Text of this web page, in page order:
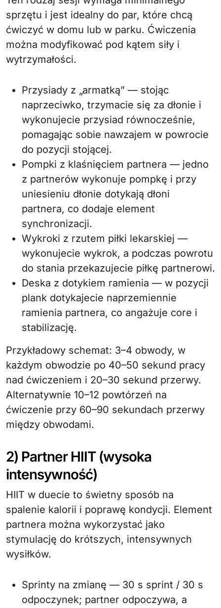
sprzętu i jest idealny do par, które chcą
ćwiczyć w domu lub w parku. Ćwiczenia
można modyfikować pod kątem siły i
wytrzymałości.
Przysiady z „armatką” — stojąc
naprzeciwko, trzymacie się za dłonie i
wykonujecie przysiad równocześnie,
pomagając sobie nawzajem w powrocie
do pozycji stojącej.
Pompki z klaśnięciem partnera — jedno
z partnerów wykonuje pompkę i przy
uniesieniu dłonie dotykają dłoni
partnera, co dodaje element
synchronizacji.
Wykroki z rzutem piłki lekarskiej —
wykonujecie wykrok, a podczas powrotu
do stania przekazujecie piłkę partnerowi.
Deska z dotykiem ramienia — w pozycji
plank dotykajecie naprzemiennie
ramienia partnera, co angażuje core i
stabilizację.
Przykładowy schemat: 3–4 obwody, w
każdym obwodzie po 40–50 sekund pracy
nad ćwiczeniem i 20–30 sekund przerwy.
Alternatywnie 10–12 powtórzeń na
ćwiczenie przy 60–90 sekundach przerwy
między obwodami.
2) Partner HIIT (wysoka
intensywność)
HIIT w duecie to świetny sposób na
spalenie kalorii i poprawę kondycji. Element
partnera można wykorzystać jako
stymulację do krótszych, intensywnych
wysiłków.
Sprinty na zmianę — 30 s sprint / 30 s
odpoczynek; partner odpoczywa, a